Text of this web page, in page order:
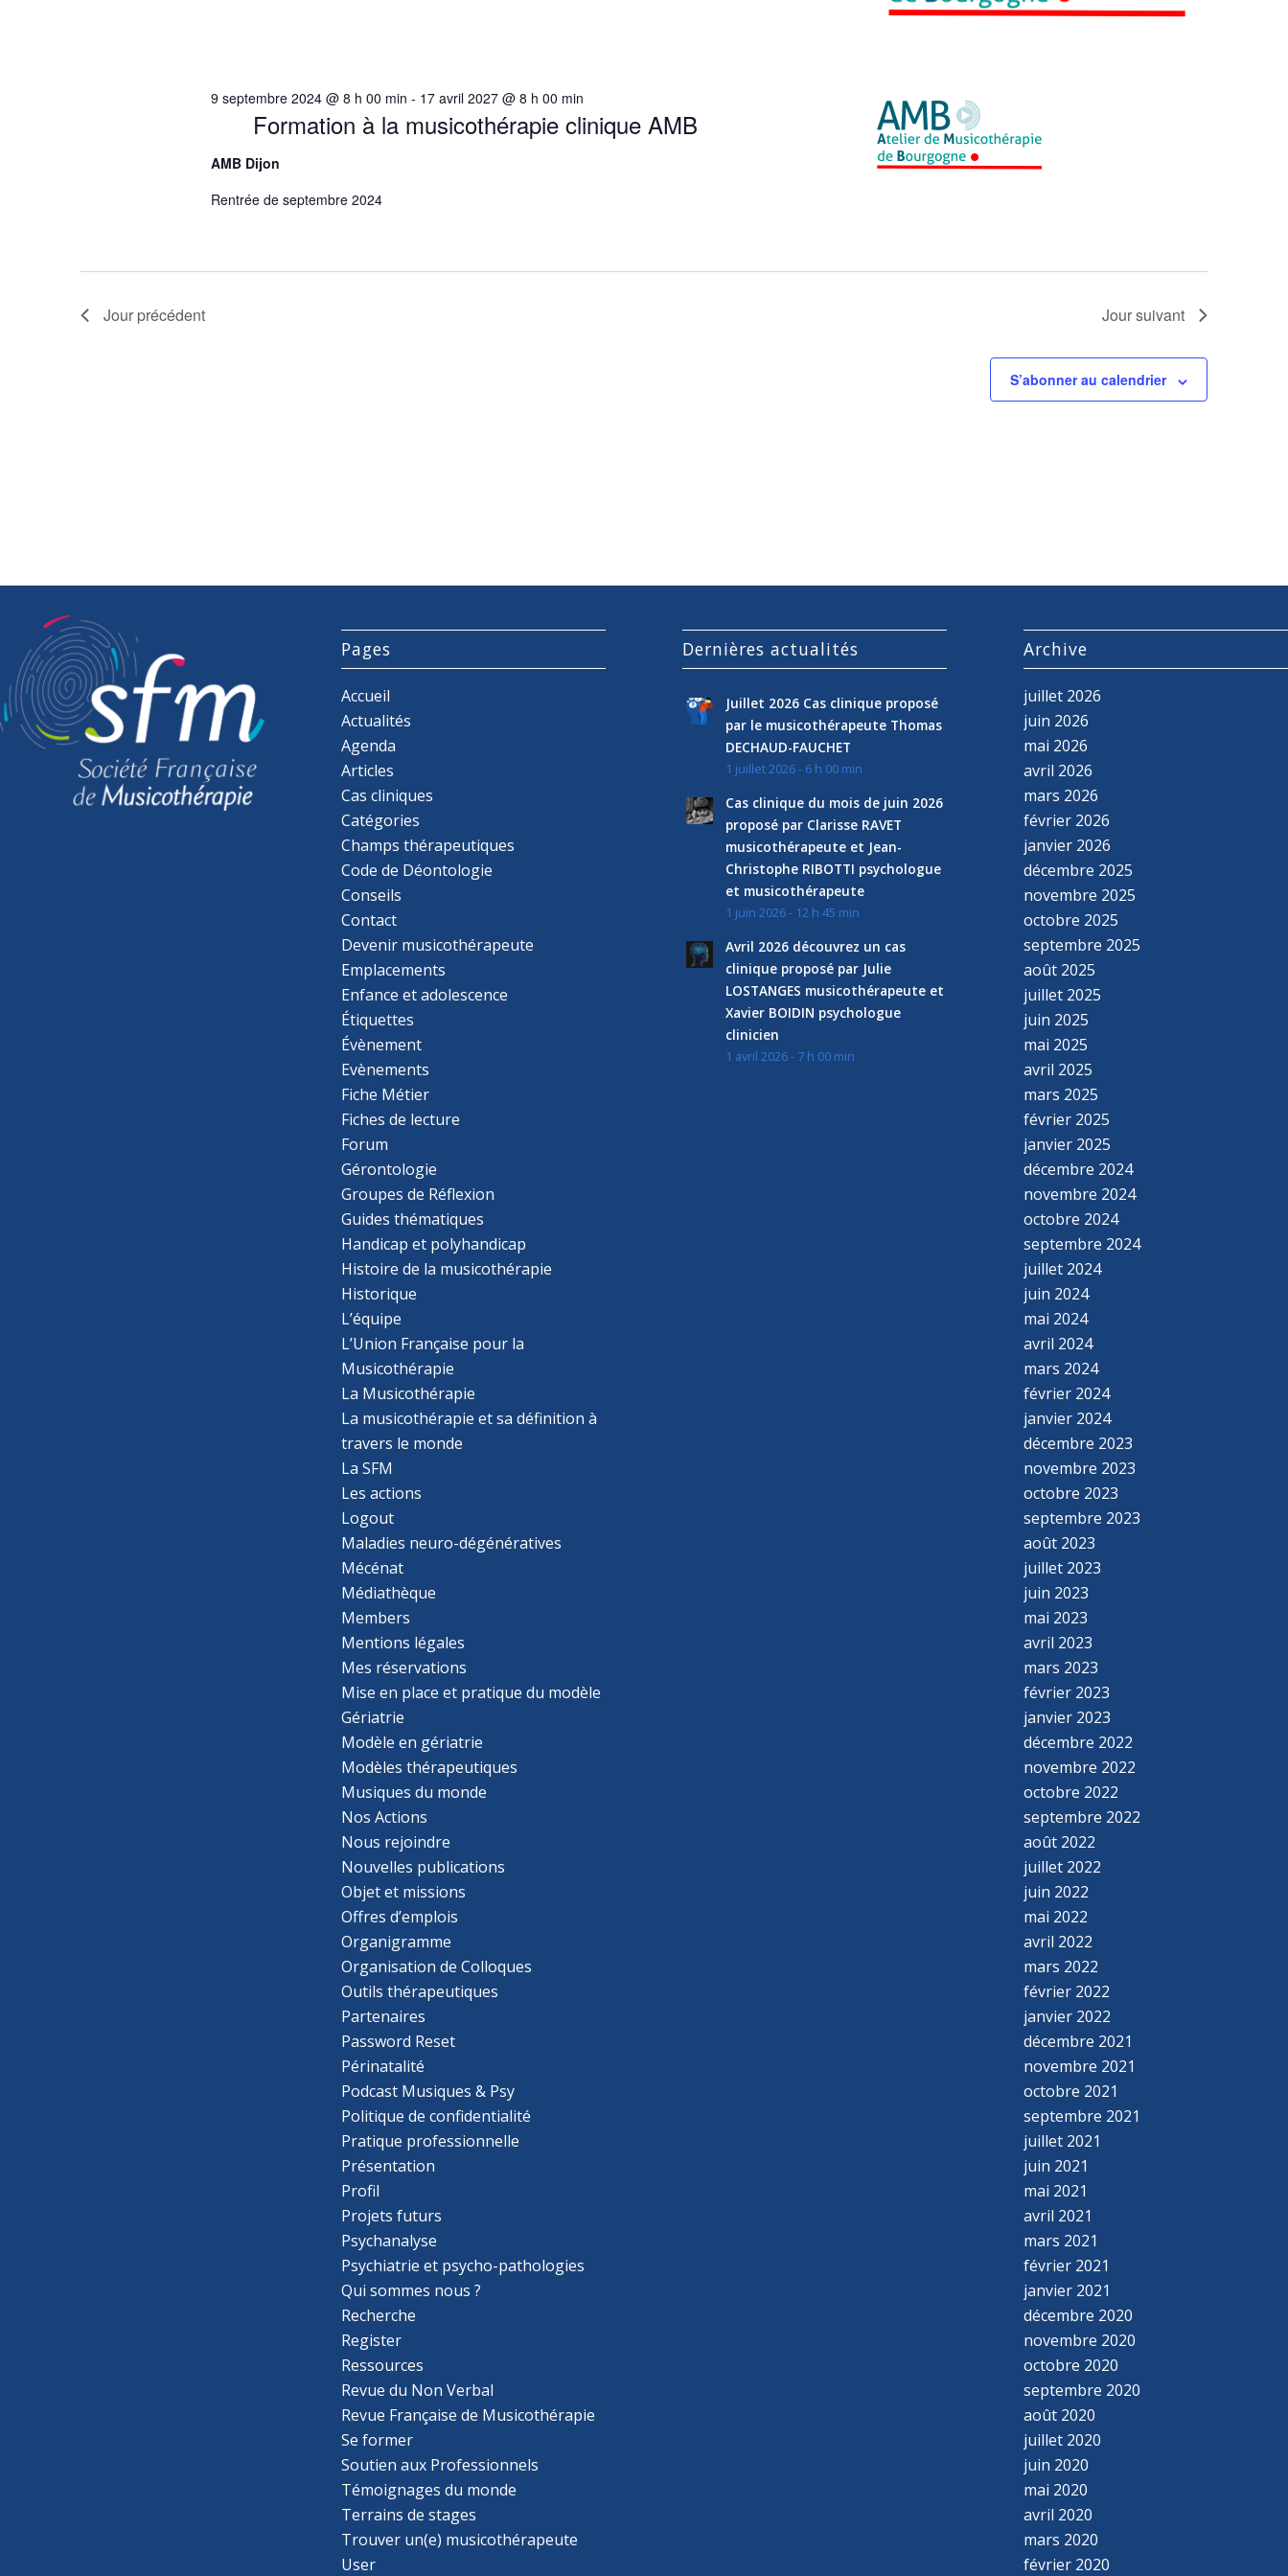
Formation à la musicothérapie clinique AMB
9 septembre 2024 @ 8 h 00 min - 17 avril 2027 @ 8 h 00 min
AMB Dijon
Rentrée de septembre 2024
Jour précédent Jour suivant
S’abonner au calendrier
Pages
Accueil
Actualités
Agenda
Articles
Cas cliniques
Catégories
Champs thérapeutiques
Code de Déontologie
Conseils
Contact
Devenir musicothérapeute
Emplacements
Enfance et adolescence
Étiquettes
Évènement
Evènements
Fiche Métier
Fiches de lecture
Forum
Gérontologie
Groupes de Réflexion
Guides thématiques
Handicap et polyhandicap
Histoire de la musicothérapie
Historique
L’équipe
L’Union Française pour la
Musicothérapie
La Musicothérapie
La musicothérapie et sa définition à
travers le monde
La SFM
Les actions
Logout
Maladies neuro-dégénératives
Mécénat
Médiathèque
Members
Mentions légales
Mes réservations
Mise en place et pratique du modèle
Gériatrie
Modèle en gériatrie
Modèles thérapeutiques
Musiques du monde
Nos Actions
Nous rejoindre
Nouvelles publications
Objet et missions
Offres d’emplois
Organigramme
Organisation de Colloques
Outils thérapeutiques
Partenaires
Password Reset
Périnatalité
Podcast Musiques & Psy
Politique de confidentialité
Pratique professionnelle
Présentation
Profil
Projets futurs
Psychanalyse
Psychiatrie et psycho-pathologies
Qui sommes nous ?
Recherche
Register
Ressources
Revue du Non Verbal
Revue Française de Musicothérapie
Se former
Soutien aux Professionnels
Témoignages du monde
Terrains de stages
Trouver un(e) musicothérapeute
User
Dernières actualités
Juillet 2026 Cas clinique proposé
par le musicothérapeute Thomas
DECHAUD-FAUCHET
1 juillet 2026 - 6 h 00 min
Cas clinique du mois de juin 2026
proposé par Clarisse RAVET
musicothérapeute et Jean-
Christophe RIBOTTI psychologue
et musicothérapeute
1 juin 2026 - 12 h 45 min
Avril 2026 découvrez un cas
clinique proposé par Julie
LOSTANGES musicothérapeute et
Xavier BOIDIN psychologue
clinicien
1 avril 2026 - 7 h 00 min
Archive
juillet 2026
juin 2026
mai 2026
avril 2026
mars 2026
février 2026
janvier 2026
décembre 2025
novembre 2025
octobre 2025
septembre 2025
août 2025
juillet 2025
juin 2025
mai 2025
avril 2025
mars 2025
février 2025
janvier 2025
décembre 2024
novembre 2024
octobre 2024
septembre 2024
juillet 2024
juin 2024
mai 2024
avril 2024
mars 2024
février 2024
janvier 2024
décembre 2023
novembre 2023
octobre 2023
septembre 2023
août 2023
juillet 2023
juin 2023
mai 2023
avril 2023
mars 2023
février 2023
janvier 2023
décembre 2022
novembre 2022
octobre 2022
septembre 2022
août 2022
juillet 2022
juin 2022
mai 2022
avril 2022
mars 2022
février 2022
janvier 2022
décembre 2021
novembre 2021
octobre 2021
septembre 2021
juillet 2021
juin 2021
mai 2021
avril 2021
mars 2021
février 2021
janvier 2021
décembre 2020
novembre 2020
octobre 2020
septembre 2020
août 2020
juillet 2020
juin 2020
mai 2020
avril 2020
mars 2020
février 2020